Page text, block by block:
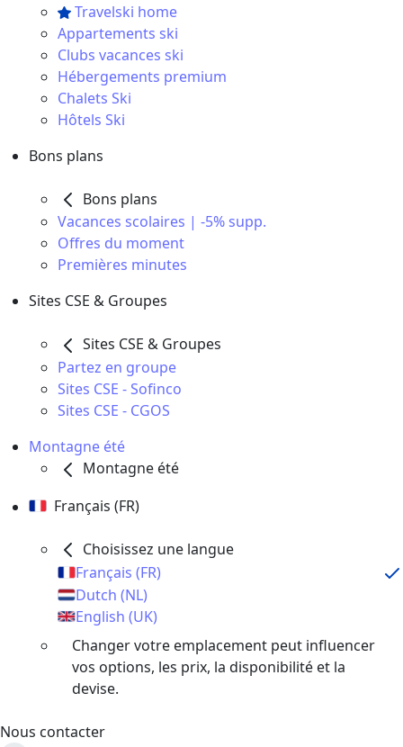
Travelski home
Appartements ski
Clubs vacances ski
Hébergements premium
Chalets Ski
Hôtels Ski
Bons plans
Bons plans
Vacances scolaires | -5% supp.
Offres du moment
Premières minutes
Sites CSE & Groupes
Sites CSE & Groupes
Partez en groupe
Sites CSE - Sofinco
Sites CSE - CGOS
Montagne été
Montagne été
Français (FR)
Choisissez une langue
Français (FR)
Dutch (NL)
English (UK)
Changer votre emplacement peut influencer
vos options, les prix, la disponibilité et la
devise.
Nous contacter